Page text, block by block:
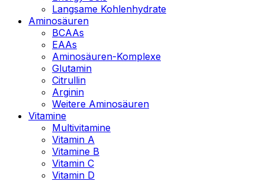
Langsame Kohlenhydrate
Aminosäuren
BCAAs
EAAs
Aminosäuren-Komplexe
Glutamin
Citrullin
Arginin
Weitere Aminosäuren
Vitamine
Multivitamine
Vitamin A
Vitamine B
Vitamin C
Vitamin D